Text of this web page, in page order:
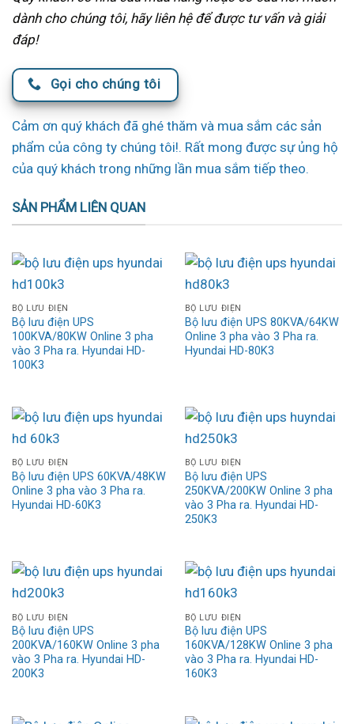
dành cho chúng tôi, hãy liên hệ để được tư vấn và giải
đáp!
Gọi cho chúng tôi
Cảm ơn quý khách đã ghé thăm và mua sắm các sản
phẩm của công ty chúng tôi!. Rất mong được sự ủng hộ
của quý khách trong những lần mua sắm tiếp theo.
SẢN PHẨM LIÊN QUAN
BỘ LƯU ĐIỆN
Bộ lưu điện UPS
100KVA/80KW Online 3 pha
vào 3 Pha ra. Hyundai HD-
100K3
BỘ LƯU ĐIỆN
Bộ lưu điện UPS 80KVA/64KW
Online 3 pha vào 3 Pha ra.
Hyundai HD-80K3
BỘ LƯU ĐIỆN
Bộ lưu điện UPS 60KVA/48KW
Online 3 pha vào 3 Pha ra.
Hyundai HD-60K3
BỘ LƯU ĐIỆN
Bộ lưu điện UPS
250KVA/200KW Online 3 pha
vào 3 Pha ra. Hyundai HD-
250K3
BỘ LƯU ĐIỆN
Bộ lưu điện UPS
200KVA/160KW Online 3 pha
vào 3 Pha ra. Hyundai HD-
200K3
BỘ LƯU ĐIỆN
Bộ lưu điện UPS
160KVA/128KW Online 3 pha
vào 3 Pha ra. Hyundai HD-
160K3